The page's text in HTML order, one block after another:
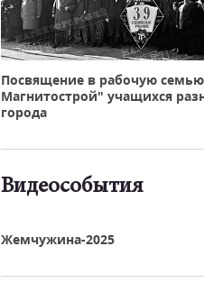
Посвящение в рабочую семью
Магнитострой" учащихся
города
Видеособытия
Жемчужина-2025